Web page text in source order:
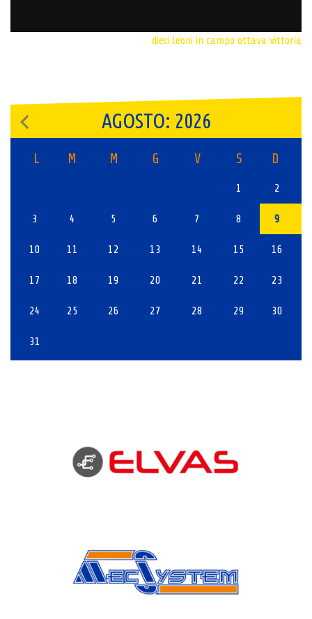
dieci leoni in campo ottava vittoria
AGOSTO: 2026
L M M G V S D
1 2
3 4 5 6 7 8 9
10 11 12 13 14 15 16
17 18 19 20 21 22 23
24 25 26 27 28 29 30
31